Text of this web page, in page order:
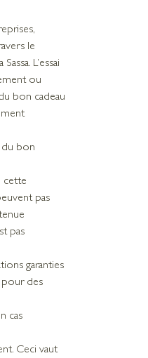
le
L’essai
ou
bon cadeau
du bon
cette
pas
pas
garanties
pour des
cas
Ceci vaut